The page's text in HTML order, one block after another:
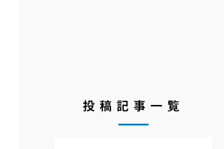
投稿記事一覧